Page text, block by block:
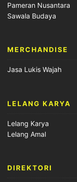
Pameran Nusantara
Sawala Budaya
MERCHANDISE
Jasa Lukis Wajah
LELANG KARYA
Lelang Karya
Lelang Amal
DIREKTORI